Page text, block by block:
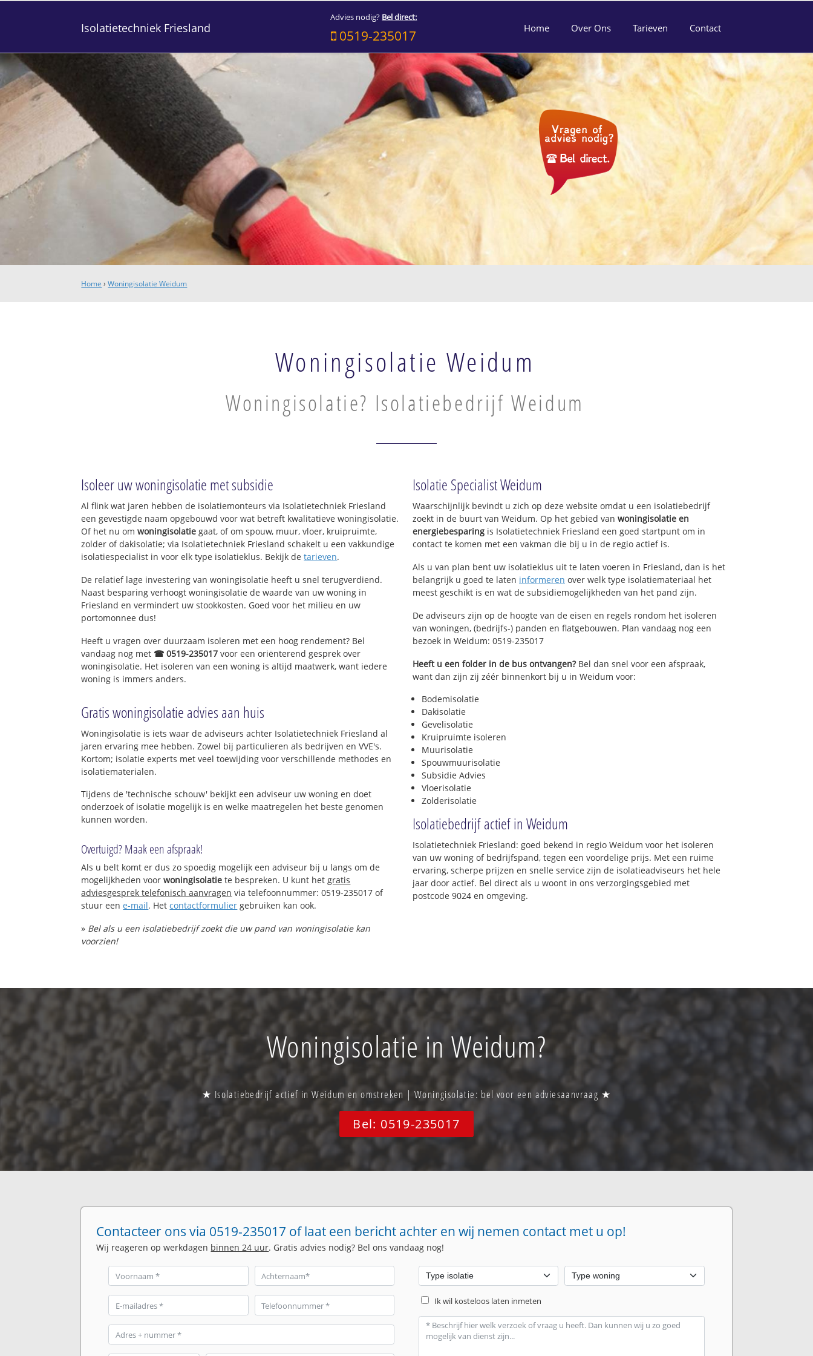
Isolatietechniek Friesland
Advies nodig? Bel direct:
0519-235017 Home Over Ons Tarieven Contact
Home ›Woningisolatie Weidum
Woningisolatie Weidum
Woningisolatie? Isolatiebedrijf Weidum
Isoleer uw woningisolatie met subsidie
Al flink wat jaren hebben de isolatiemonteurs via Isolatietechniek Friesland
een gevestigde naam opgebouwd voor wat betreft kwalitatieve woningisolatie.
Of het nu omwoningisolatie gaat, of om spouw, muur, vloer, kruipruimte,
zolder of dakisolatie; via Isolatietechniek Friesland schakelt u een vakkundige
isolatiespecialist in voor elk type isolatieklus. Bekijk detarieven.
De relatief lage investering van woningisolatie heeft u snel terugverdiend.
Naast besparing verhoogt woningisolatie de waarde van uw woning in
Friesland en vermindert uw stookkosten. Goed voor het milieu en uw
portomonnee dus!
Heeft u vragen over duurzaam isoleren met een hoog rendement? Bel
vandaag nog met ☎ 0519-235017 voor een oriënterend gesprek over
woningisolatie. Het isoleren van een woning is altijd maatwerk, want iedere
woning is immers anders.
Gratis woningisolatie advies aan huis
Woningisolatie is iets waar de adviseurs achter Isolatietechniek Friesland al
jaren ervaring mee hebben. Zowel bij particulieren als bedrijven en VVE's.
Kortom; isolatie experts met veel toewijding voor verschillende methodes en
isolatiematerialen.
Tijdens de 'technische schouw' bekijkt een adviseur uw woning en doet
onderzoek of isolatie mogelijk is en welke maatregelen het beste genomen
kunnen worden.
Overtuigd? Maak een afspraak!
Als u belt komt er dus zo spoedig mogelijk een adviseur bij u langs om de
mogelijkheden voorwoningisolatie te bespreken. U kunt hetgratis
adviesgesprek telefonisch aanvragen via telefoonnummer: 0519-235017 of
stuur eene-mail. Hetcontactformulier gebruiken kan ook.
» Bel als u een isolatiebedrijf zoekt die uw pand van woningisolatie kan
voorzien!
Isolatie Specialist Weidum
Waarschijnlijk bevindt u zich op deze website omdat u een isolatiebedrijf
zoekt in de buurt van Weidum. Op het gebied van woningisolatie en
energiebesparing is Isolatietechniek Friesland een goed startpunt om in
contact te komen met een vakman die bij u in de regio actief is.
Als u van plan bent uw isolatieklus uit te laten voeren in Friesland, dan is het
belangrijk u goed te laten informeren over welk type isolatiemateriaal het
meest geschikt is en wat de subsidiemogelijkheden van het pand zijn.
De adviseurs zijn op de hoogte van de eisen en regels rondom het isoleren
van woningen, (bedrijfs-) panden en flatgebouwen. Plan vandaag nog een
bezoek in Weidum: 0519-235017
Heeft u een folder in de bus ontvangen?Bel dan snel voor een afspraak,
want dan zijn zij zéér binnenkort bij u in Weidum voor:
Bodemisolatie
Dakisolatie
Gevelisolatie
Kruipruimte isoleren
Muurisolatie
Spouwmuurisolatie
Subsidie Advies
Vloerisolatie
Zolderisolatie
Isolatiebedrijf actief in Weidum
Isolatietechniek Friesland: goed bekend in regio Weidum voor het isoleren
van uw woning of bedrijfspand, tegen een voordelige prijs. Met een ruime
ervaring, scherpe prijzen en snelle service zijn de isolatieadviseurs het hele
jaar door actief. Bel direct als u woont in ons verzorgingsgebied met
postcode 9024 en omgeving.
Woningisolatie in Weidum?
★ Isolatiebedrijf actief in Weidum en omstreken | Woningisolatie: bel voor een adviesaanvraag ★
Bel: 0519-235017
Contacteer ons via 0519-235017 of laat een bericht achter en wij nemen contact met u op!
Wij reageren op werkdagen binnen 24 uur. Gratis advies nodig? Bel ons vandaag nog!
Ik wil kosteloos laten inmeten